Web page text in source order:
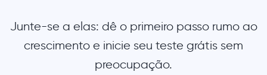
Junte-se a elas: dê o primeiro passo rumo ao
crescimento e inicie seu teste grátis sem
preocupação.